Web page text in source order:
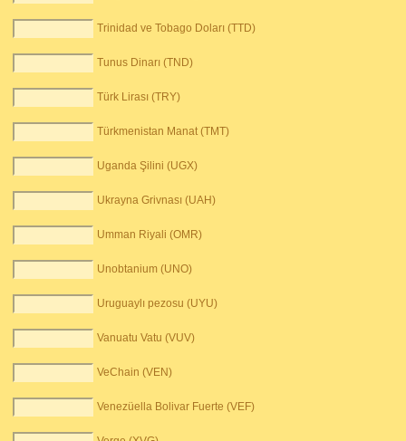
Trinidad ve Tobago Doları (TTD)
Tunus Dinarı (TND)
Türk Lirası (TRY)
Türkmenistan Manat (TMT)
Uganda Şilini (UGX)
Ukrayna Grivnası (UAH)
Umman Riyali (OMR)
Unobtanium (UNO)
Uruguaylı pezosu (UYU)
Vanuatu Vatu (VUV)
VeChain (VEN)
Venezüella Bolivar Fuerte (VEF)